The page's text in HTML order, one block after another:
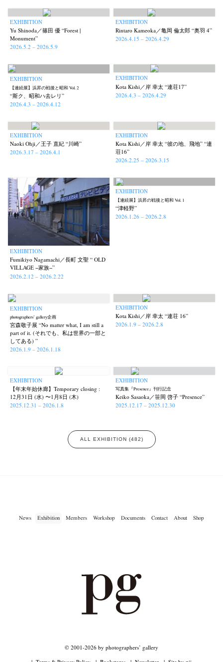
EXHIBITION
Yu Shinoda／篠田 優 “Forest |
Monument”
2026.5.2 – 2026.5.9
EXHIBITION
Rintaro Kameoka／亀岡 倫太郎 “奥羽 4”
2026.4.15 – 2026.4.29
EXHIBITION
【連続展】浜昇の戦後と昭和 Vol. 2
“斯ク、昭和ハ去レリ”
2026.4.3 – 2026.4.12
EXHIBITION
Kota Kishi／岸 幸太 “連荘17”
2026.4.3 – 2026.4.29
EXHIBITION
Naoki Ohji／王子 直紀 “川崎”
2026.3.17 – 2026.4.1
EXHIBITION
Kota Kishi／岸 幸太 “彼の地、飛地” “連
荘16”
2026.2.25 – 2026.3.15
EXHIBITION
Fumikiyo Nagamachi／長町 文聖 “ OLD
VILLAGE −家族−”
2026.2.12 – 2026.2.22
EXHIBITION
【連続展】浜昇の戦後と昭和 Vol. 1
“津軽野”
2026.1.26 – 2026.2.8
EXHIBITION
photographers’ gallery企画
宮森敬子展 “No matter what, I am still a
part of it. (それでも、私は世界の一部と
してある) ”
2026.1.9 – 2026.1.18
EXHIBITION
Kota Kishi／岸 幸太 “連荘 16”
2026.1.9 – 2026.2.8
EXHIBITION
【年末年始休廊】Temporary closing :
12月31日 (水) 〜1月8日 (木)
2025.12.31 – 2026.1.8
EXHIBITION
写真集『Presence』刊行記念
Keiko Sasaoka／笹岡 啓子 “Presence”
2025.12.17 – 2025.12.30
ALL EXHIBITION (482)
News Exhibition Members Workshop Documents Contact About Shop
© 2001-2026 by photographers’ gallery